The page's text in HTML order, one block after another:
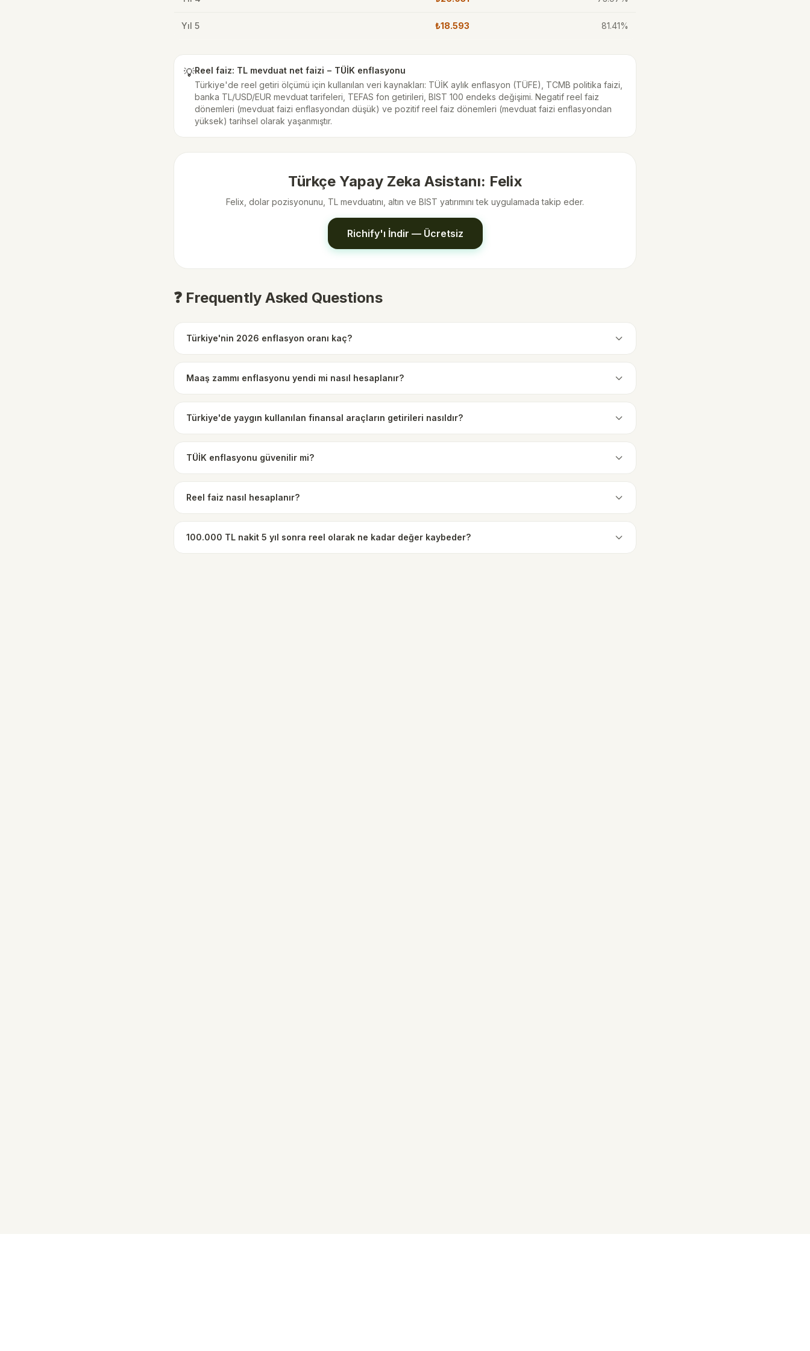
Yıl 5 ₺18.593 81.41%
💡Reel faiz: TL mevduat net faizi − TÜİK enflasyonu
Türkiye'de reel getiri ölçümü için kullanılan veri kaynakları: TÜİK aylık enflasyon (TÜFE), TCMB politika faizi,
banka TL/USD/EUR mevduat tarifeleri, TEFAS fon getirileri, BIST 100 endeks değişimi. Negatif reel faiz
dönemleri (mevduat faizi enflasyondan düşük) ve pozitif reel faiz dönemleri (mevduat faizi enflasyondan
yüksek) tarihsel olarak yaşanmıştır.
Türkçe Yapay Zeka Asistanı: Felix
Felix, dolar pozisyonunu, TL mevduatını, altın ve BIST yatırımını tek uygulamada takip eder.
Richify'ı İndir — Ücretsiz
❓ Frequently Asked Questions
Türkiye'nin 2026 enflasyon oranı kaç?
Maaş zammı enflasyonu yendi mi nasıl hesaplanır?
Türkiye'de yaygın kullanılan finansal araçların getirileri nasıldır?
TÜİK enflasyonu güvenilir mi?
Reel faiz nasıl hesaplanır?
100.000 TL nakit 5 yıl sonra reel olarak ne kadar değer kaybeder?